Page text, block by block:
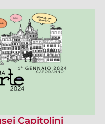
Capitolini